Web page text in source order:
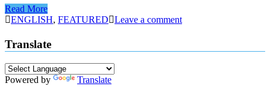
Read More
ENGLISH, FEATURED Leave a comment
Translate
Powered by Translate